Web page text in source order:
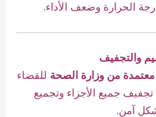
الحرارة وضعف الأداء.
والتجفيف
من وزارة الصحة للقضاء
تجفيف جميع الأجزاء وتجميع
آمن.